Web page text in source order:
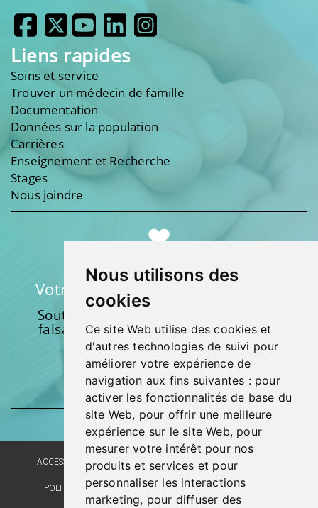
Nous utilisons des
cookies
Ce site Web utilise des cookies et
d'autres technologies de suivi pour
améliorer votre expérience de
navigation aux fins suivantes : pour
activer les fonctionnalités de base du
site Web, pour offrir une meilleure
expérience sur le site Web, pour
mesurer votre intérêt pour nos
produits et services et pour
personnaliser les interactions
marketing, pour diffuser des
Liens rapides
Soins et service
Trouver un médecin de famille
Documentation
Données sur la population
Carrières
Enseignement et Recherche
Stages
Nous joindre
Votre soutien fait une différence
Soutenez l’une de nos fondations en
faisant un don et en participant aux
activités.
Donnez généreusement!
ACCESSIBILITÉ PLAN DU SITE POLITIQUE LINGUISTIQUE
POLITIQUE DE CONFIDENTIALITÉ RÉALISATION DU SITE